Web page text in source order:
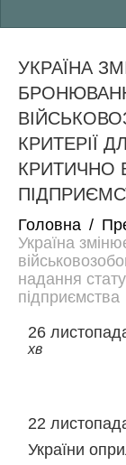
УКРАЇНА
КРИТЕРІЇ
КРИТИЧНО
Головна /
Україна
надання
підприємства
26
хв
22
України